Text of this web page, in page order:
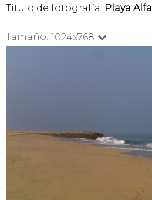
Título de fotografía: Playa Alfa
Tamaño: 1024x768 